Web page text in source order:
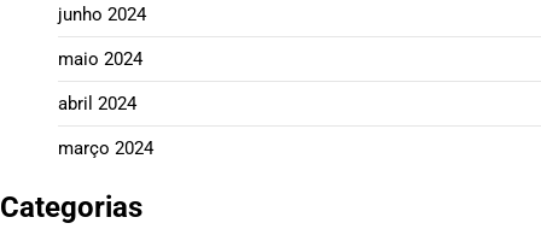
junho 2024
maio 2024
abril 2024
março 2024
Categorias